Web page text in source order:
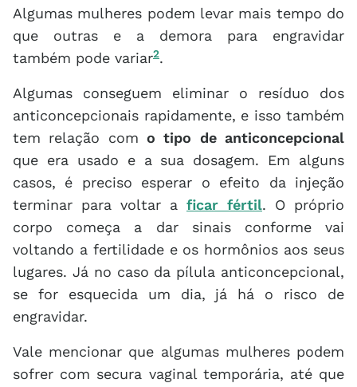
Algumas mulheres podem levar mais tempo do
que outras e a demora para engravidar
também pode variar2.
Algumas conseguem eliminar o resíduo dos
anticoncepcionais rapidamente, e isso também
tem relação com o tipo de anticoncepcional
que era usado e a sua dosagem. Em alguns
casos, é preciso esperar o efeito da injeção
terminar para voltar a ficar fértil. O próprio
corpo começa a dar sinais conforme vai
voltando a fertilidade e os hormônios aos seus
lugares. Já no caso da pílula anticoncepcional,
se for esquecida um dia, já há o risco de
engravidar.
Vale mencionar que algumas mulheres podem
sofrer com secura vaginal temporária, até que